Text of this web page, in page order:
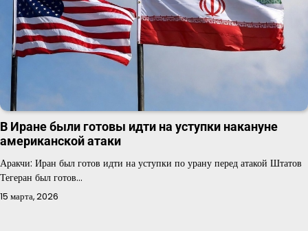
В Иране были готовы идти на уступки накануне
американской атаки
Аракчи: Иран был готов идти на уступки по урану перед атакой Штатов
Тегеран был готов…
15 марта, 2026